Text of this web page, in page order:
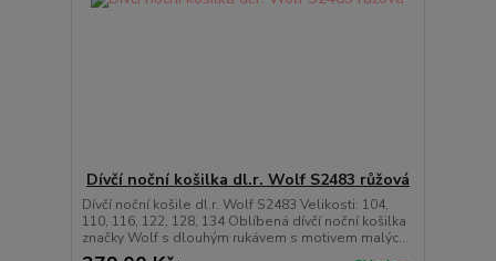
Dívčí noční košilka dl.r. Wolf S2483 růžová
Dívčí noční košile dl.r. Wolf S2483 Velikosti: 104,
110, 116, 122, 128, 134 Oblíbená dívčí noční košilka
značky Wolf s dlouhým rukávem s motivem malýc...